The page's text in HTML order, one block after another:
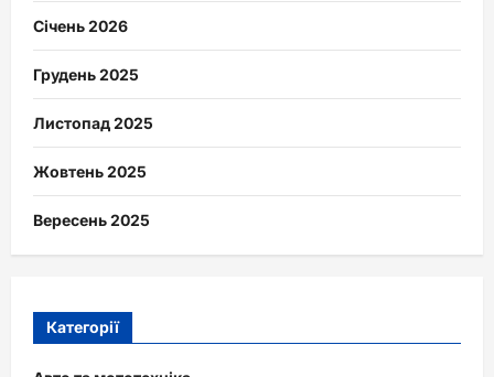
Січень 2026
Грудень 2025
Листопад 2025
Жовтень 2025
Вересень 2025
Категорії